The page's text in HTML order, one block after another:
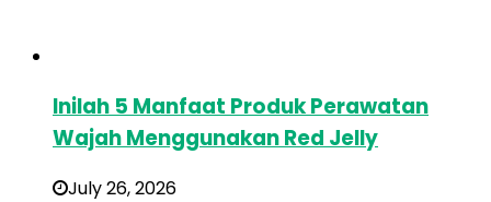
Inilah 5 Manfaat Produk Perawatan
Wajah Menggunakan Red Jelly
July 26, 2026